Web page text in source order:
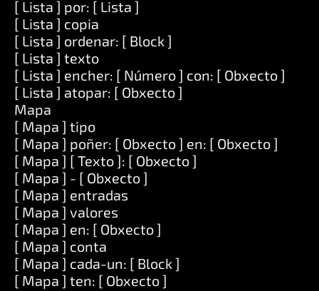
[ Lista ] por: [ Lista ]
[ Lista ] copia
[ Lista ] ordenar: [ Block ]
[ Lista ] texto
[ Lista ] encher: [ Número ] con: [ Obxecto ]
[ Lista ] atopar: [ Obxecto ]
Mapa
[ Mapa ] tipo
[ Mapa ] poñer: [ Obxecto ] en: [ Obxecto ]
[ Mapa ] [ Texto ]: [ Obxecto ]
[ Mapa ] - [ Obxecto ]
[ Mapa ] entradas
[ Mapa ] valores
[ Mapa ] en: [ Obxecto ]
[ Mapa ] conta
[ Mapa ] cada-un: [ Block ]
[ Mapa ] ten: [ Obxecto ]